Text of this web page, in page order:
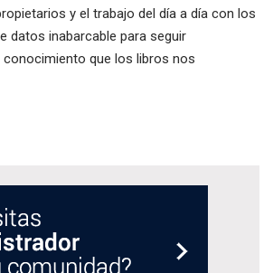
y el trabajo del día a día con los
datos inabarcable para seguir
que los libros nos